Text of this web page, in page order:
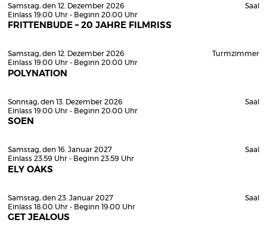
Samstag, den 12. Dezember 2026
Einlass 19:00 Uhr - Beginn 20:00 Uhr
FRITTENBUDE – 20 JAHRE FILMRISS
Saal
Samstag, den 12. Dezember 2026
Einlass 19:00 Uhr - Beginn 20:00 Uhr
POLYNATION
Turmzimmer
Sonntag, den 13. Dezember 2026
Einlass 19:00 Uhr - Beginn 20:00 Uhr
SOEN
Saal
Samstag, den 16. Januar 2027
Einlass 23:59 Uhr - Beginn 23:59 Uhr
ELY OAKS
Saal
Samstag, den 23. Januar 2027
Einlass 18:00 Uhr - Beginn 19:00 Uhr
GET JEALOUS
Saal